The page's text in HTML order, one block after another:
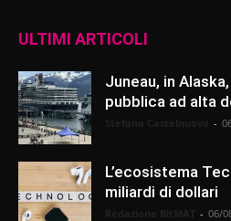
ULTIMI ARTICOLI
Juneau, in
pubblica ad alta
-
L’ecosistema
miliardi di dollari
- 06/